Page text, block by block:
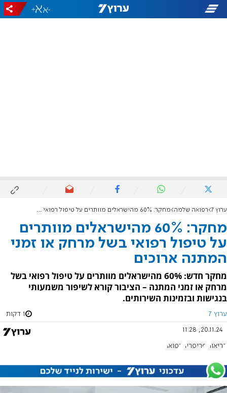
-
+
ערוץ 7 רפואה שלמה מחקר: 60% מהישראלים מוותרים על טיפול רפואי בשל מרחק או זמני המתנה ארוכים
מחקר: 60% מהישראלים מוותרים
על טיפול רפואי בשל מרחק או זמני
המתנה ארוכים
מחקר חדש: 60% מהישראלים מוותרים על טיפול רפואי בשל
מרחק או זמני המתנה – הציבור קורא לשיפור משמעותי
בנגישות ובזמינות השירותים.
ערוץ 7 1 דקות
20.11.24, 11:28
בריאות פריפריה רפואה